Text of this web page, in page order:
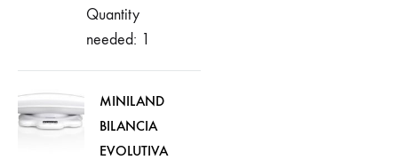
Quantity
needed: 1
MINILAND
BILANCIA
EVOLUTIVA